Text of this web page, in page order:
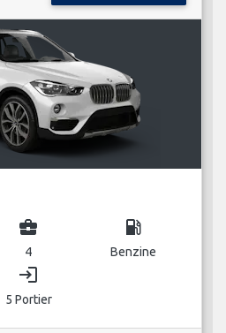
business_center
4
local_gas_station
Benzine
login
5 Portier